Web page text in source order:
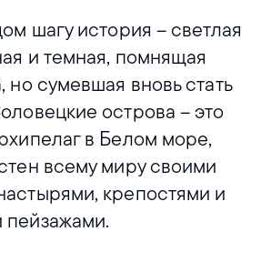
шагу история – светлая
и темная, помнящая
но сумевшая вновь стать
острова – это
в Белом море,
всему миру своими
крепостями и